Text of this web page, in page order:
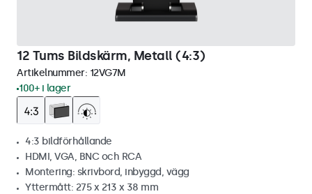
12 Tums Bildskärm, Metall (4:3)
Artikelnummer: 12VG7M
100+ i lager
4:3 bildförhållande
HDMI, VGA, BNC och RCA
Montering: skrivbord, inbyggd, vägg
Yttermått: 275 x 213 x 38 mm